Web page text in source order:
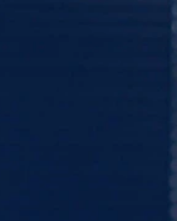
粉にして働く」という意味がある
よ。」のネタを英語でやったときのセ
いでほしい」などと発言